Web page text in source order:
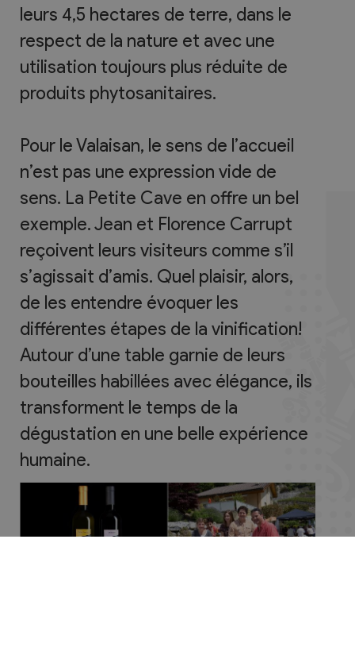
leurs 4,5 hectares de terre, dans le
respect de la nature et avec une
utilisation toujours plus réduite de
produits phytosanitaires.
Pour le Valaisan, le sens de l’accueil
n’est pas une expression vide de
sens. La Petite Cave en offre un bel
exemple. Jean et Florence Carrupt
reçoivent leurs visiteurs comme s’il
s’agissait d’amis. Quel plaisir, alors,
de les entendre évoquer les
différentes étapes de la vinification!
Autour d’une table garnie de leurs
bouteilles habillées avec élégance, ils
transforment le temps de la
dégustation en une belle expérience
humaine.